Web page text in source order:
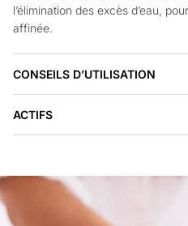
l’élimination des excès d’eau,
affinée.
CONSEILS D’UTILISATION
ACTIFS